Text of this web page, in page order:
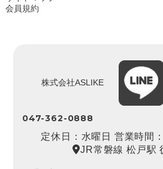
会員規約
株式会社ASLIKE
047-362-0888
定休日：水曜日 営業時間
JR常磐線 松戸駅